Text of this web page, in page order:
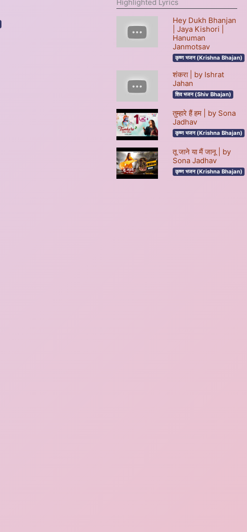
Highlighted Lyrics
Hey Dukh Bhanjan
| Jaya Kishori |
Hanuman
Janmotsav
कृष्ण भजन (Krishna Bhajan)
शंकरा | by Ishrat
Jahan
शिव भजन (Shiv Bhajan)
तुम्हारे हैं हम | by Sona
Jadhav
कृष्ण भजन (Krishna Bhajan)
तू जाने या मैं जानू | by
Sona Jadhav
कृष्ण भजन (Krishna Bhajan)